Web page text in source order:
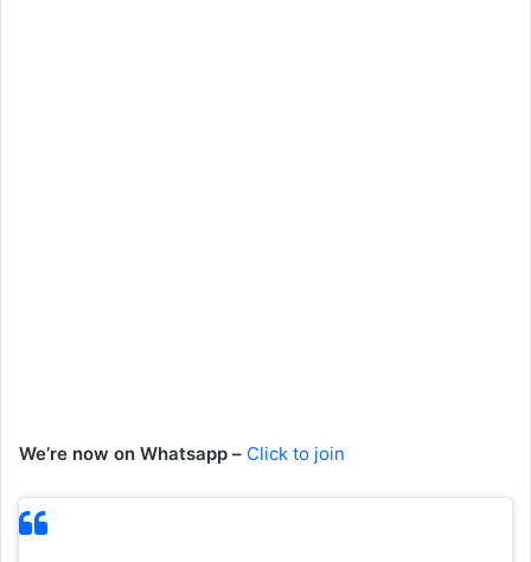
We’re now on Whatsapp – Click to join